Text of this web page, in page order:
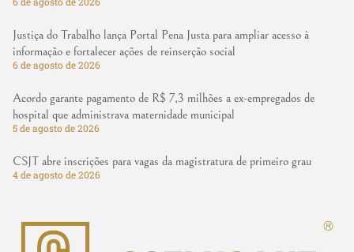
Justiça do Trabalho lança Portal Pena Justa para ampliar acesso à
informação e fortalecer ações de reinserção social
6 de agosto de 2026
Acordo garante pagamento de R$ 7,3 milhões a ex-empregados de
hospital que administrava maternidade municipal
5 de agosto de 2026
CSJT abre inscrições para vagas da magistratura de primeiro grau
4 de agosto de 2026